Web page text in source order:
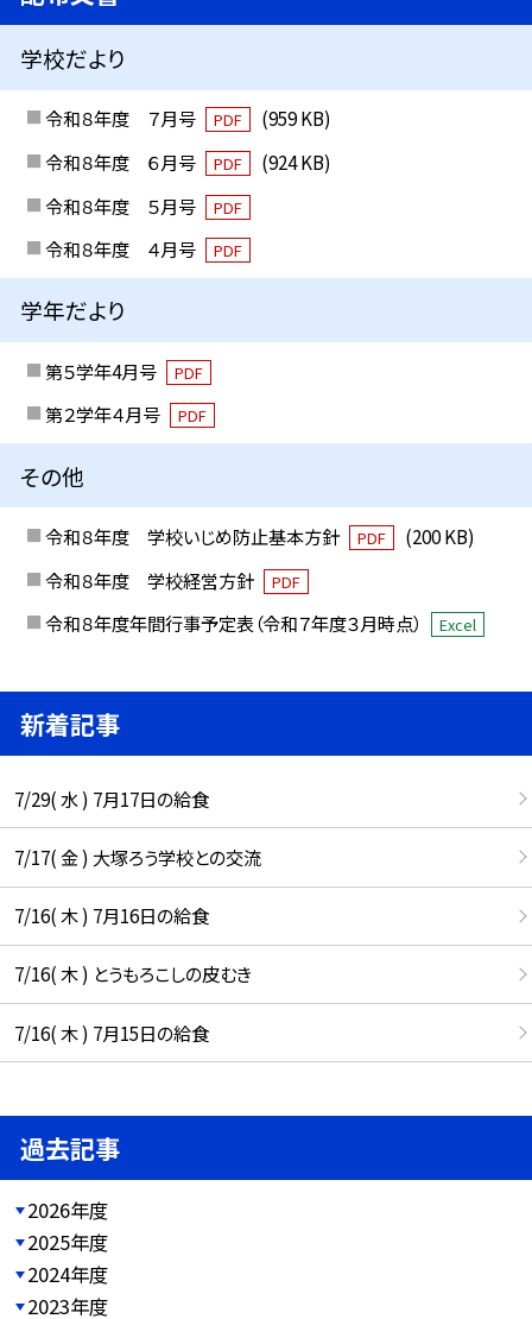
学校だより
令和８年度 ７月号 PDF
(959 KB)
令和８年度 ６月号
PDF
(924 KB)
令和８年度 ５月号
PDF
令和８年度 ４月号 PDF
学年だより
第５学年4月号 PDF
第２学年４月号 PDF
その他
令和８年度 学校いじめ防止基本方針 PDF
(200 KB)
令和８年度 学校経営方針
PDF
令和８年度年間行事予定表（令和７年度３月時点） Excel
新着記事
7/29( 水 ) 7月17日の給食
7/17( 金 ) 大塚ろう学校との交流
7/16( 木 ) 7月16日の給食
7/16( 木 ) とうもろこしの皮むき
7/16( 木 ) 7月15日の給食
過去記事
2026年度
2025年度
2024年度
2023年度